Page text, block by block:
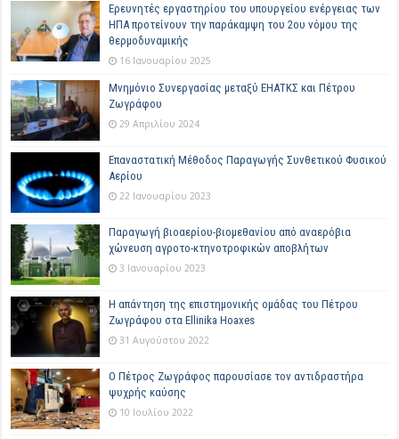
Ερευνητές εργαστηρίου του υπουργείου ενέργειας των
ΗΠΑ προτείνουν την παράκαμψη του 2ου νόμου της
θερμοδυναμικής
16 Ιανουαρίου 2025
Μνημόνιο Συνεργασίας μεταξύ ΕΗΑΤΚΣ και Πέτρου
Ζωγράφου
29 Απριλίου 2024
Επαναστατική Μέθοδος Παραγωγής Συνθετικού Φυσικού
Αερίου
22 Ιανουαρίου 2023
Παραγωγή βιοαερίου-βιομεθανίου από αναερόβια
χώνευση αγροτο-κτηνοτροφικών αποβλήτων
3 Ιανουαρίου 2023
Η απάντηση της επιστημονικής ομάδας του Πέτρου
Ζωγράφου στα Ellinika Hoaxes
31 Αυγούστου 2022
Ο Πέτρος Ζωγράφος παρουσίασε τον αντιδραστήρα
ψυχρής καύσης
10 Ιουλίου 2022